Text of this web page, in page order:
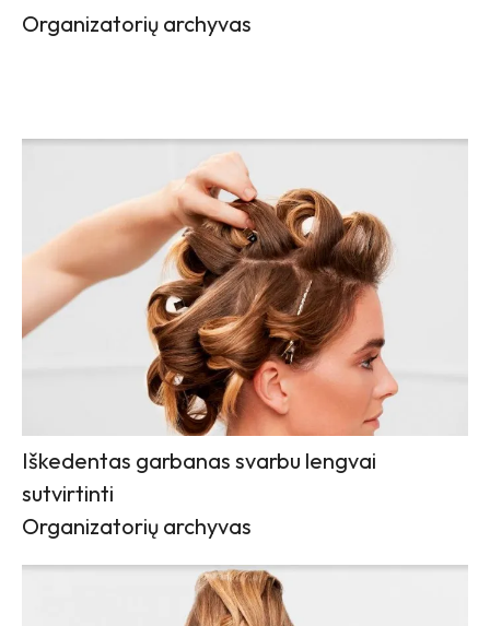
Organizatorių archyvas
Iškedentas garbanas svarbu lengvai
sutvirtinti
Organizatorių archyvas